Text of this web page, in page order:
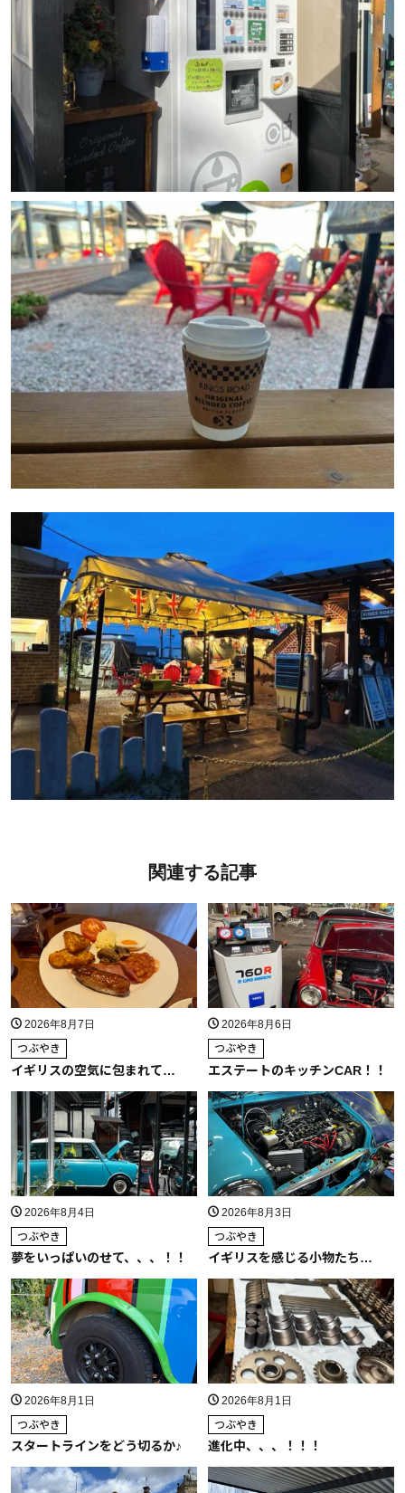
関連する記事
2026年8月7日
つぶやき
イギリスの空気に包まれて…
2026年8月6日
つぶやき
エステートのキッチンCAR！！
2026年8月4日
つぶやき
夢をいっぱいのせて、、、！！
2026年8月3日
つぶやき
イギリスを感じる小物たち…
2026年8月1日
つぶやき
スタートラインをどう切るか♪
2026年8月1日
つぶやき
進化中、、、！！！